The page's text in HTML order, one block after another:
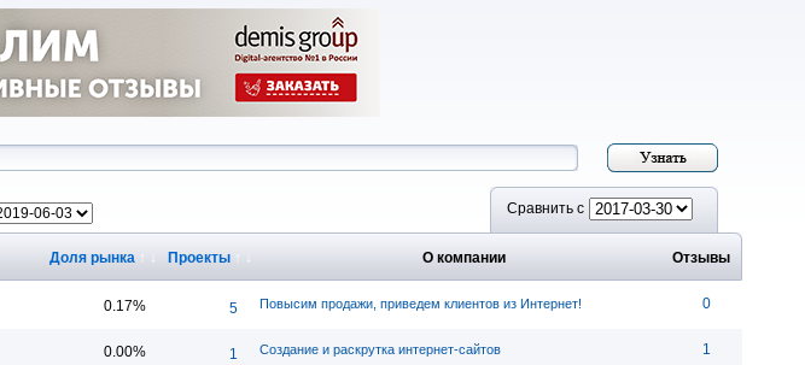
Сравнить с
Доля рынка Проекты О компании Отзывы
0.17% 5 Повысим продажи, приведем клиентов из Интернет! 0
0.00% 1 Создание и раскрутка интернет-сайтов 1